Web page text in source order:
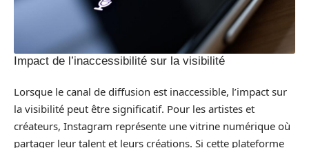
Impact de l’inaccessibilité sur la visibilité
Lorsque le canal de diffusion est inaccessible, l’impact sur
la visibilité peut être significatif. Pour les artistes et
créateurs, Instagram représente une vitrine numérique où
partager leur talent et leurs créations. Si cette plateforme